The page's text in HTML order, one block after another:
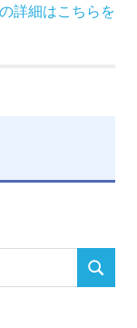
詳細はこちらを
検